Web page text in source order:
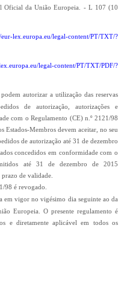
Oficial da União Europeia. - L 107 (10
lex.europa.eu/legal-content/PT/TXT/?
legal-content/PT/TXT/PDF/?
autorizar a utilização das reservas
de autorização, autorizações e
com o Regulamento (CE) n.º 2121/98
Estados-Membros devem aceitar, no seu
de autorização até 31 de dezembro
concedidos em conformidade com o
até 31 de dezembro de 2015
de validade.
98 é revogado.
em vigor no vigésimo dia seguinte ao da
Europeia. O presente regulamento é
e diretamente aplicável em todos os